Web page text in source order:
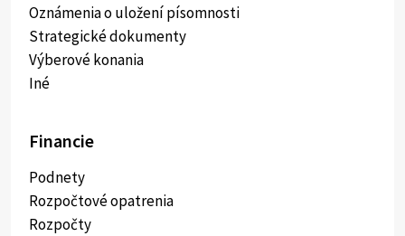
Oznámenia o uložení písomnosti
Strategické dokumenty
Výberové konania
Iné
Financie
Podnety
Rozpočtové opatrenia
Rozpočty